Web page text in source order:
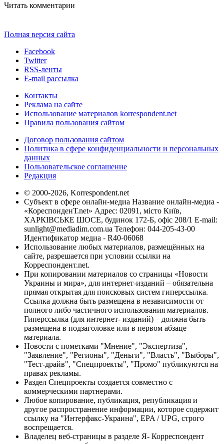
Читать комментарии
Полная версия сайта
Facebook
Twitter
RSS-ленты
E-mail рассылка
Контакты
Реклама на сайте
Использование материалов korrespondent.net
Правила пользования сайтом
Договор пользования сайтом
Политика в сфере конфиденциальности и персональных
данных
Пользовательское соглашение
Редакция
© 2000-2026, Korrespondent.net
Субъект в сфере онлайн-медиа Название онлайн-медиа -
«КореспонденТ.net» Адрес: 02091, місто Київ,
ХАРКІВСЬКЕ ШОСЕ, будинок 172-Б, офіс 208/1 E-mail:
sunlight@mediadim.com.ua Телефон: 044-205-43-00
Идентификатор медиа - R40-06068
Использование любых материалов, размещённых на
сайте, разрешается при условии ссылки на
Корреспондент.net.
При копировании материалов со страницы «Новости
Украины и мира», для интернет-изданий – обязательна
прямая открытая для поисковых систем гиперссылка.
Ссылка должна быть размещена в независимости от
полного либо частичного использования материалов.
Гиперссылка (для интернет- изданий) – должна быть
размещена в подзаголовке или в первом абзаце
материала.
Новости с пометками "Мнение", "Экспертиза",
"Заявление", "Регионы", "Деньги", "Власть", "Выборы",
"Тест-драйв", "Спецпроекты", "Промо" публикуются на
правах рекламы.
Раздел Спецпроекты создается совместно с
коммерческими партнерами.
Любое копирование, публикация, републикация и
другое распространение информации, которое содержит
ссылку на "Интерфакс-Украина", EPA / UPG, строго
воспрещается.
Владелец веб-страницы в разделе Я- Корреспондент